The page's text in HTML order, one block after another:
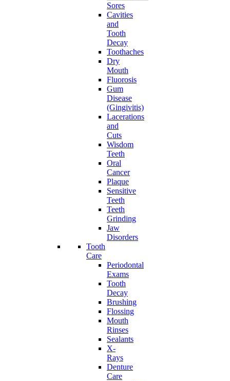
Sores
Cavities
and
Tooth
Decay
Toothaches
Dry
Mouth
Fluorosis
Gum
Disease
(Gingivitis)
Lacerations
and
Cuts
Wisdom
Teeth
Oral
Cancer
Plaque
Sensitive
Teeth
Teeth
Grinding
Jaw
Disorders
Tooth
Care
Periodontal
Exams
Tooth
Decay
Brushing
Flossing
Mouth
Rinses
Sealants
X-
Rays
Denture
Care